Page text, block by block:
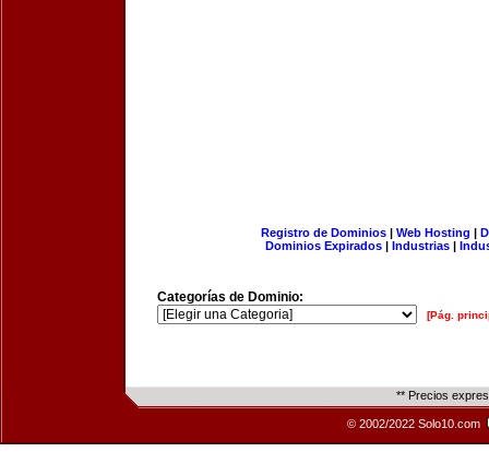
Registro de Dominios| Web Hosting |
Dominios Expirados | Industrias |
Categorías de Dominio:
[Pág.
** Precios
© 2002/2022 Solo10.com